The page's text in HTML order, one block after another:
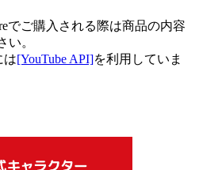
でご購入される際は商品の内容
い。
は[YouTube API]を利用していま